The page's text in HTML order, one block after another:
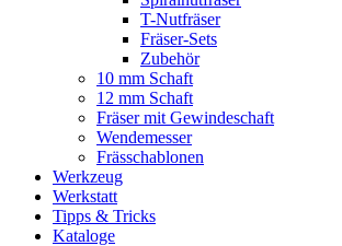
T-Nutfräser
Fräser-Sets
Zubehör
10 mm Schaft
12 mm Schaft
Fräser mit Gewindeschaft
Wendemesser
Frässchablonen
Werkzeug
Werkstatt
Tipps & Tricks
Kataloge